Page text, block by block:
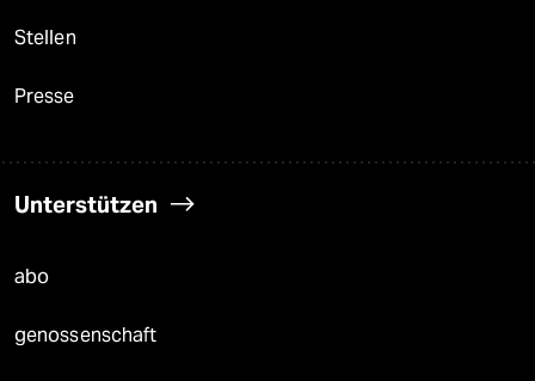
Stellen
Presse
Unterstützen
abo
genossenschaft